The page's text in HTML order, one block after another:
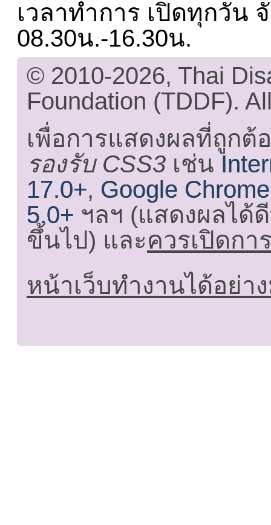
เวลาทำการ เปิดทุกวัน
08.30น.-16.30น.
© 2010-2026, Thai
Foundation (TDDF).
เพื่อการแสดงผลที่ถูกต้
รองรับ CSS3 เช่น
17.0+, Google
5.0+ ฯลฯ (แสดงผลได้
ขึ้นไป) และควรเปิดกา
หน้าเว็บทำงานได้อย่า